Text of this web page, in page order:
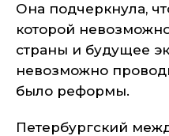
Она подчеркнула,
которой
страны и будущее
невозможно
было реформы.
Петербургский